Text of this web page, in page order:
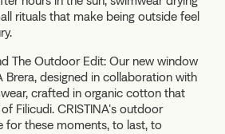
rituals that make being outside feel
The Outdoor Edit: Our new window
Brera, designed in collaboration with
crafted in organic cotton that
Filicudi. CRISTINA's outdoor
for these moments, to last, to